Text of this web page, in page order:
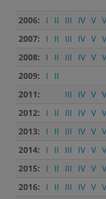
2006: I II III IV V
2007:
I II III IV V
2008:
I II III IV V
2009:
I
II
2011:
III IV V
2012:
I II III IV V
2013:
I II III IV V
2014:
I II III IV V
2015:
I II III IV V
2016:
I II III IV V